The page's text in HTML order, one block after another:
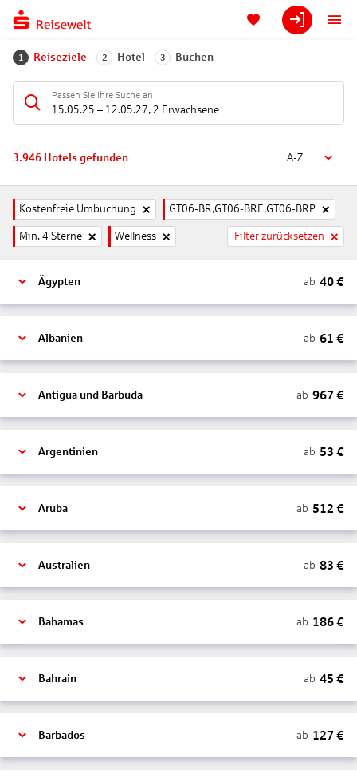
1 Reiseziele 2 Hotel 3 Buchen
Passen Sie Ihre Suche an
15.05.25 – 12.05.27, 2 Erwachsene
3.946 Hotels gefunden A-Z
Kostenfreie Umbuchung GT06-BR,GT06-BRE,GT06-BRP
Min. 4 Sterne Wellness Filter zurücksetzen
Ägypten ab 40€
Albanien ab 61 €
Antigua und Barbuda ab 967 €
Argentinien ab 53 €
Aruba ab 512 €
Australien ab 83 €
Bahamas ab 186€
Bahrain ab 45 €
Barbados ab 127 €